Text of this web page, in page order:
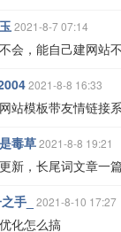
2021-8-7 07:14
会，能自己建网站
2021-8-8 16:33
站模板带友情链接
毒草2021-8-8 19:21
新，长尾词文章一
手_ 2021-8-10 17:27
化怎么搞